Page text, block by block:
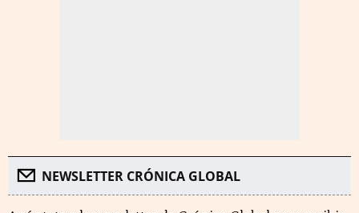
NEWSLETTER CRÓNICA GLOBAL